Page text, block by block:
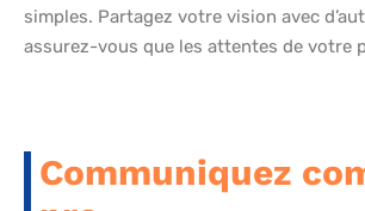
simples. Partagez votre vision avec
assurez-vous que les attentes de votre
Communiquez